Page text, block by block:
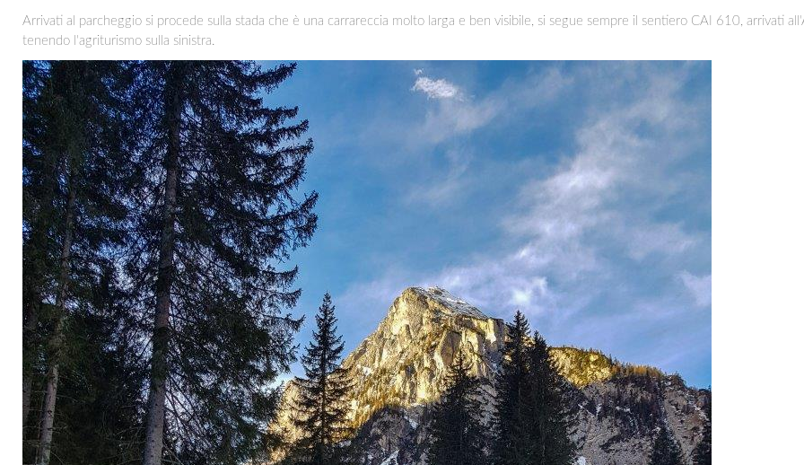
Arrivati al parcheggio si procede sulla stada che è una carrareccia molto larga e ben visibile, si segue sempre il sentiero CAI 610, arrivati
tenendo l'agriturismo sulla sinistra.